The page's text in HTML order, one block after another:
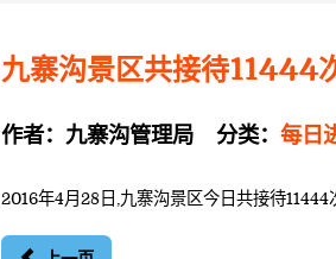
九寨沟景区共接待11444
作者： 九寨沟管理局 分类： 每日
2016年4月28日,九寨沟景区今日共接待11444